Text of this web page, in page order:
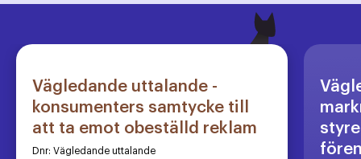
Vägledande uttalande -
konsumenters samtycke till
att ta emot obeställd reklam
Dnr: Vägledande uttalande